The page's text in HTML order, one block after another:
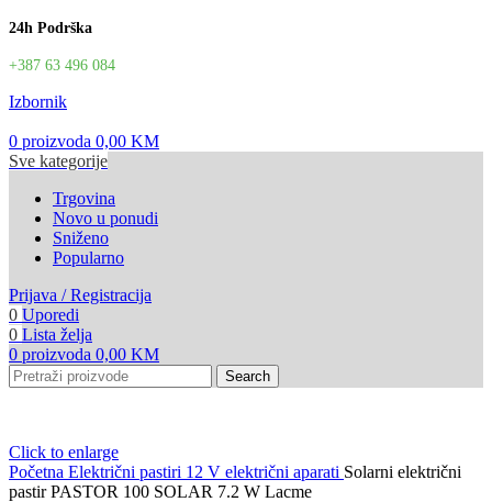
24h Podrška
+387 63 496 084
Izbornik
0 proizvoda 0,00 KM
Sve kategorije
Trgovina
Novo u ponudi
Sniženo
Popularno
Prijava / Registracija
0 Uporedi
0 Lista želja
0 proizvoda 0,00 KM
Search
Click to enlarge
Početna Električni pastiri 12 V električni aparati Solarni električni
pastir PASTOR 100 SOLAR 7.2 W Lacme